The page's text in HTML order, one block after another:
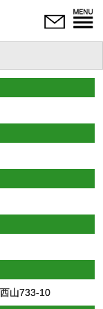
山733-10